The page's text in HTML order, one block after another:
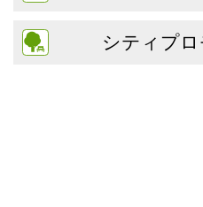
シティプ